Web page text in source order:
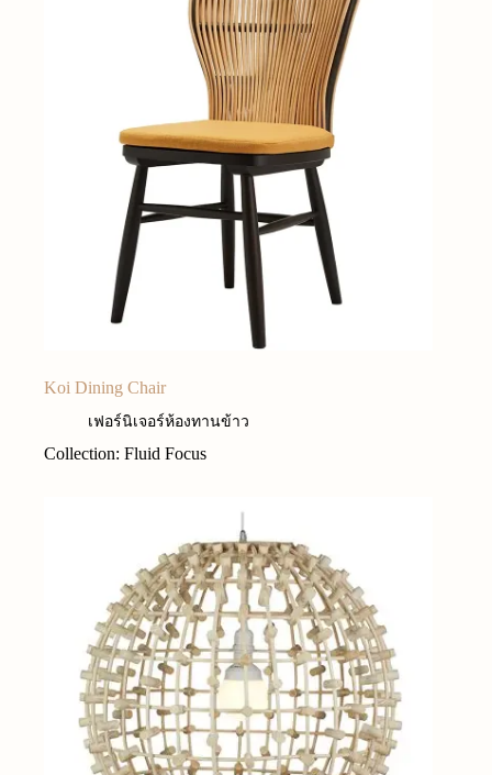
Koi Dining Chair
เฟอร์นิเจอร์ห้องทานข้าว
Collection: Fluid Focus